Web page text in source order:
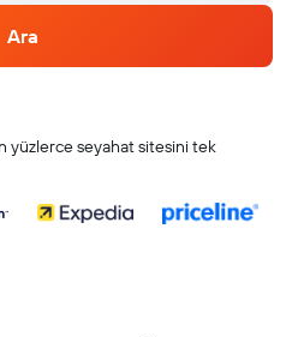
Ara
yüzlerce seyahat sitesini tek